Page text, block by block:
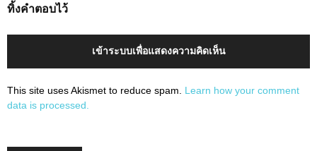
ทิ้งคำตอบไว้
เข้าระบบเพื่อแสดงความคิดเห็น
This site uses Akismet to reduce spam. Learn how your comment
data is processed.